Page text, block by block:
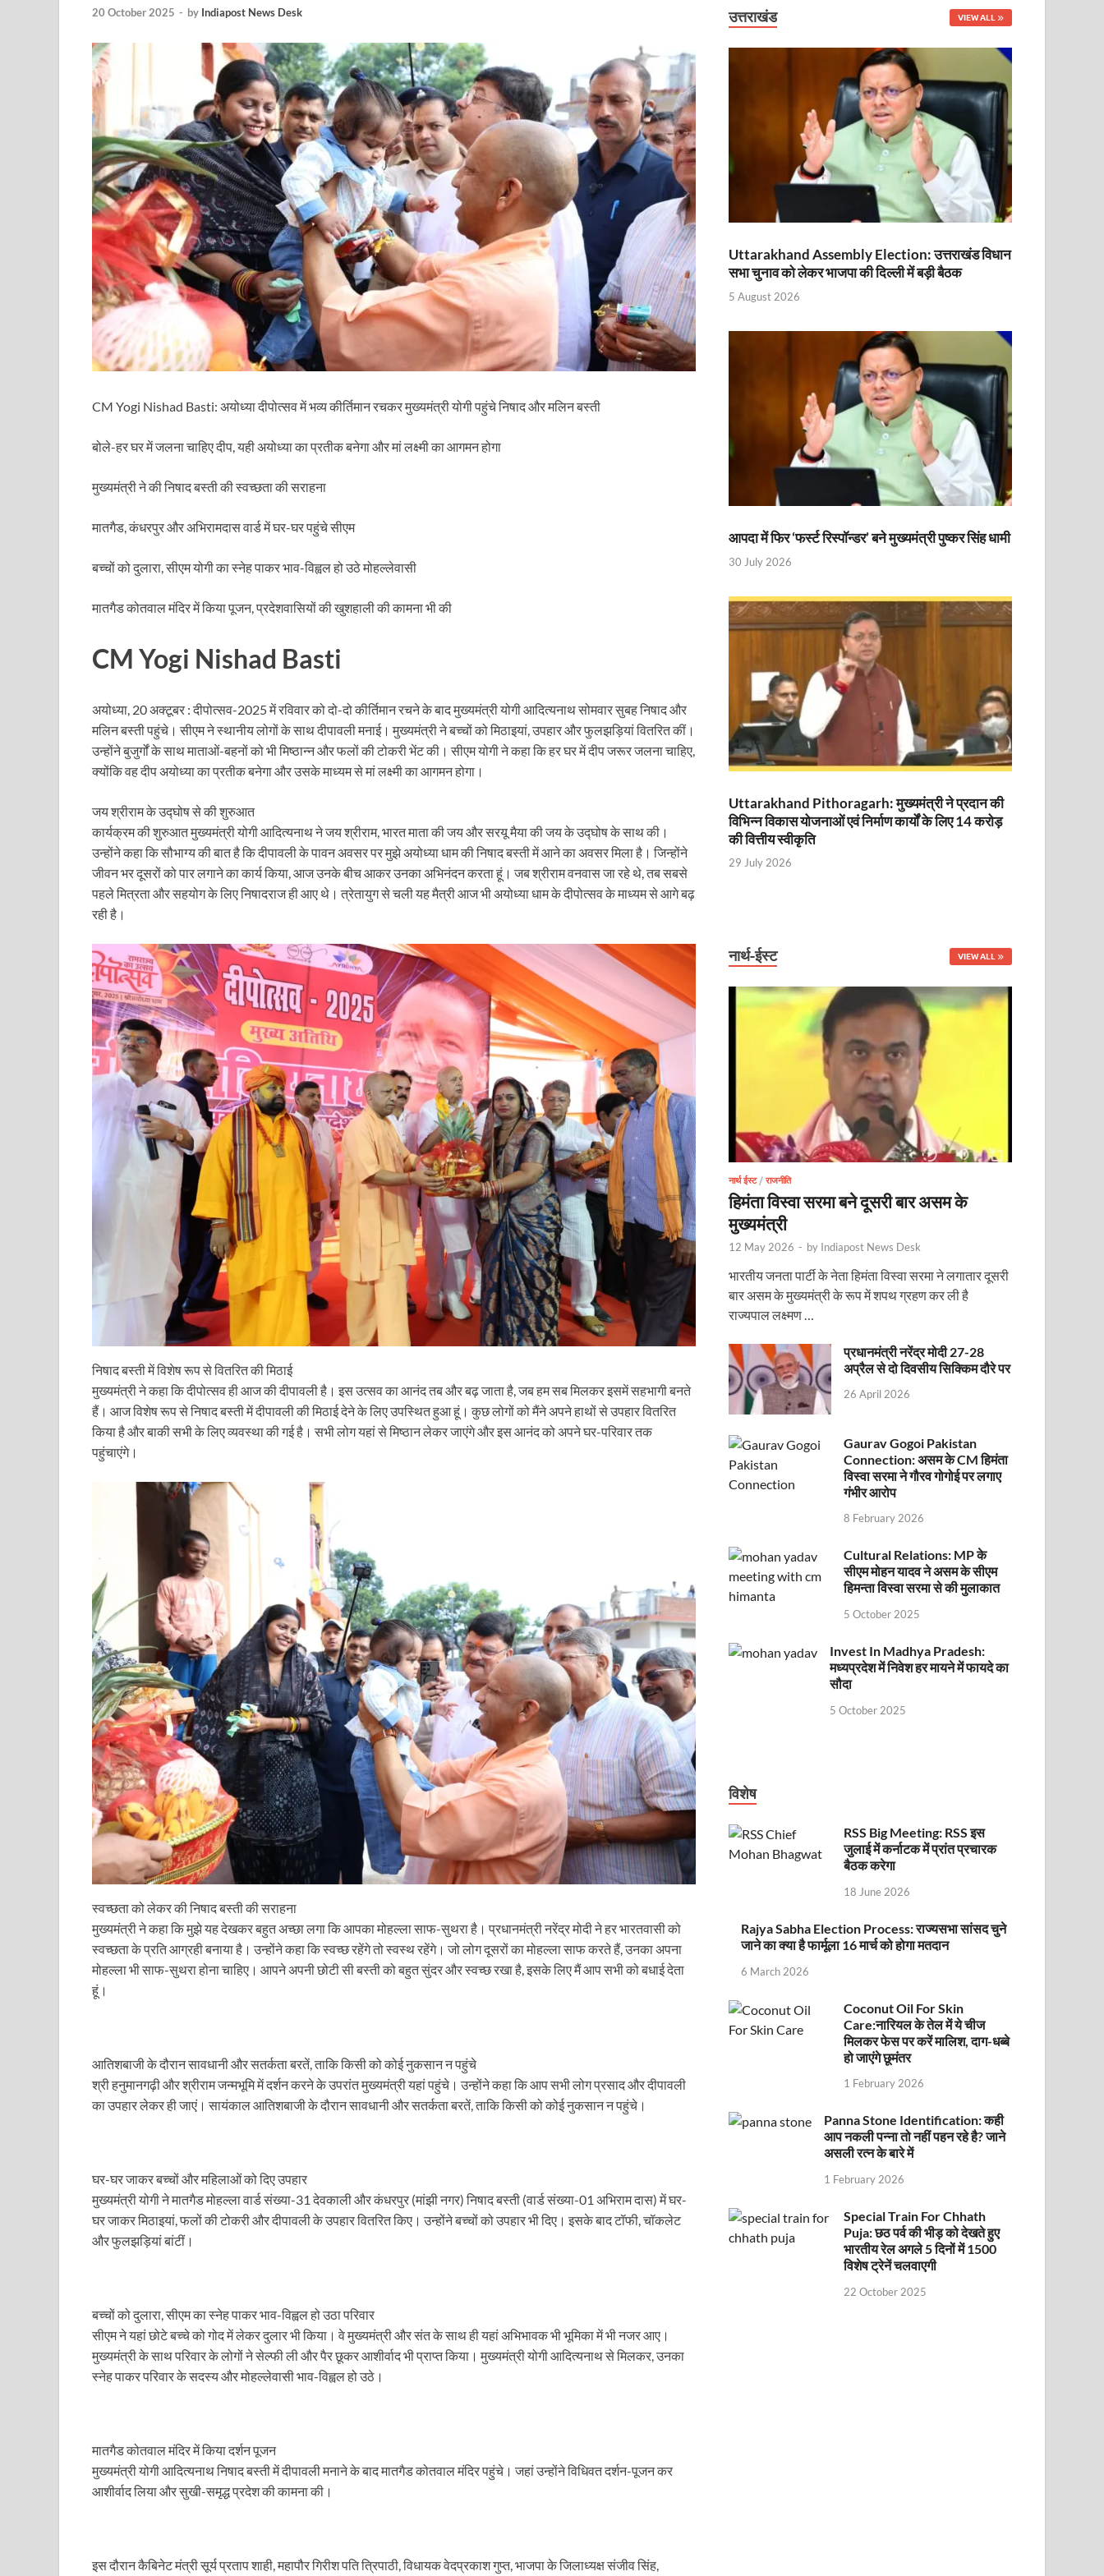
Uttarakhand Female Boxer: मुख्यमंत्री धामी से मिलीं अंतरराष्ट्रीय स्तर पर पदक जीतने वाली उत्तराखंड की महिला मुक्केबाज, मुख्यमंत्री ने किया सम्मानित
UP Kanwar Yatra: कांवड़ यात्रा से पहले सभी धार्मिक स्थलों पर होंगे विद्युत सुरक्षा के विशेष इंतजाम
Bharat Tex 2026: टेक्सटाइल निवेश के प्रमुख गंतव्य के रूप में उभरा उत्तर प्रदेश
Shri Ram Mandir: श्रीराम मंदिर चढ़ावा चोरी के आरोपियों को वीआईपी सुविधा मिलने की खबरों का जेल प्रशासन ने किया खंडन
CM Yogi Barabanki Visit: मुख्यमंत्री योगी आदित्यनाथ सोमवार को बाराबंकी दौरे पर रहेंगे, विकास परियोजनाओं की देंगे सौगात
The Kshitij Show: द क्षितिज शो में पहुंचे जुयाल और निहारिका NM
Lok Sanvardhan Parva: देहरादून में मुख्यमंत्री पुष्कर सिंह धामी एवं केंद्रीय मंत्री किरेन रिजिजू ने किया छठे ‘लोक संवर्धन पर्व’ का शुभारंभ
West Bengal Rajya Sabha By-Election: चुनाव आयोग ने पश्चिम बंगाल की 3 राज्यसभा सीट पर उपचुनाव का किया ऐलान
Shri Kashi Vishwanath Mandir: उत्तरकाशी में CM पुष्कर सिंह धामी के CM के रूप में 5 वर्ष पूर्ण होने पर श्री काशी विश्वनाथ मंदिर में विशेष पूजा-अर्चना
Dr.Teejan Bai: विश्वविख्यात पंडवानी गायिका, पद्म विभूषण डॉ. तीजन बाई के निधन
Khatipura Mega Coach Care Terminal: खातीपुरा में 205 करोड़ की लागत से बना हाईटेक टर्मिनल, अब ऐसे होगा कोचो का मेंटेनेंस
Sundarpura Railway Station: खाटू श्याम जी के भक्तो को रेलवे ने दिया बड़ा गिफ़्ट
Jan-Jan Ki Sarkar Abhiyan: 4 जुलाई से फिर शुरु होगा ‘जन जन की सरकार-जन जन के द्वार’ कार्यकम
आ गई यूपी बीजेपी संगठन की लिस्ट, देखिए कौन-कौन है इस सूची में
9New Sectoral Policy: 9 नई सेक्टोरल पॉलिसी, एक स्मार्ट निवेश सुविधा पोर्टल को भी मुख्यमंत्री नायब सिंह सैनी ने किया लॉन्च
संयुक्त निदेशक के एस चौहान ने मुख्यमंत्री को भेंट की अपनी पुस्तक
New haryana Industrial Policy: मुख्यमंत्री नायब सिंह सैनी की अध्यक्षता में उद्योगपतियों के साथ उच्च स्तरीय बैठक
पीएम मोदी के संबोधन की बड़ी बातें
Modern Composite Sleepers: एआई की मदद से ट्रैक की होगी अब और बेहतर निगरानी
Char Dham Yatra Action Plan: चारधाम यात्रा-2026 को लेकर सीएम धामी का सख्त एक्शन प्लान तैयार
Katra Banihal Special Train: कटरा – बनिहाल के बीच विशेष अनारक्षित ट्रेन का सफल संचालन
Ancient Manuscripts: वैश्विक मंच तक पहुंचेगा भारतीय ज्ञान, कानपुर की प्राचीन पांडुलिपियां होंगी डिजिटल
Big Blueprint for Bastar: बस्तर के लिए बड़ा ब्लूप्रिंट: पीएम और गृह मंत्री को प्रेजेंटेशन देंगे सीएम साय
Bhartendu Natya Akadami: मुख्यमंत्री ने देखी ‘आनंद मठ’ की नाट्य प्रस्तुति
Mann Ki Baat: प्रधानमंत्री नरेंद्र मोदी ने देशवासियों को मूल मंत्र दिया कि “जो खेलेगा वो खिलेगा: मंत्री अनिल विज
Jewar International Airport: यूपी में विकास अब घोषणा नहीं बल्कि परिणाम है, नोएडा इंटरनेशनल एयरपोर्ट साबित हुआ सफल उदाहरण
UP Anganwadi: मुख्यमंत्री योगी आदित्यनाथ को आंगनवाड़ी कार्यकर्ताओं, सहायिकाओं और मुख्य सेविकाओं को देंगे कई सौगात
Mandir Cluster Model: पुरा महादेव मंदिर का ‘मंदिर क्लस्टर मॉडल’ बना मिसाल, आस्था- अर्थव्यवस्था और पर्यावरण संरक्षण का अनूठा संगम
MMMUT Girls Hostel: एमएमएमयूटी में साइबर फोरेंसिक रिसर्च लैब सीएम योगी ने किया उद्घाटन
Indian Railway Action: भारतीय रेलवे की बड़ी करवाई, आईआरसीटीसी पर जुर्माना ठोका
NCBC Chairman: साध्वी निरंजन ज्योति बनी राष्ट्रीय पिछड़ा आयोग की अध्यक्ष
मिलावटखोरों पर और कसेगा सरकार का शिकंजा
Pateshvari Mata Darshan: मुख्यमंत्री ने किए मां पाटेश्वरी के दर्शन-पूजन
She Leads Bharat: अंतर्राष्ट्रीय महिला दिवस 2026 के उपलक्ष्य में कर्तव्य पथ पर ‘शक्ति वॉक’ का आयोजन किया गया
Sabka Sath Sabka Vikas: प्रधानमंत्री नरेन्द्र मोदी 9 मार्च को “सबका साथ सबका विकास – जनता की आकांक्षाओं को पूरा करना” विषय पर बजट के बाद आयोजित वेबिनार को संबोधित करेंगे
Holi Mahotsava: CM धामी ने कलश संगीत द्वारा आयोजित होली महोत्सव का शुभारंभ किया
First Cabinet Meeting In Seva Tirth: भारत की विकास यात्रा में एक नया आरंभ,‘सेवा तीर्थ’ में प्रथम कैबिनेट बैठक
Gomati River: गोमती को स्वच्छ बनाने के लिए आज जुटेंगे दिग्गज
Railway Appointment Update: राजेश कुमार पांडे ने उत्तर रेलवे के महाप्रबंधक के रूप में कार्यभार संभाला
Shri Krishna Jaman bhumi: श्रीकृष्ण जन्मभूमि के लिए आगे आएं अखिलेशः मुख्यमंत्री
आईएसबीटी-मसूरी डायवर्जन कॉरिडोर का स्थलीय निरीक्षण
India AI Impact Summit 2026: एमआईबी का पवेलियन ‘इंडिया एआई इम्पैक्ट समिट 2026’ में भारत के प्रमुख एआई नवाचार कार्यक्षेत्र के रूप में उभरा
सीएम धामी हरिद्वार में एक्शन मोड में – चौपाल में सुनी समस्याएं, मौके पर दिए समाधान के आदेश
UP Budget 2026- 27: योगी सरकार का सेफ्टी, स्टेबिलिटी और स्पीड के साथ स्केलेबिलिटी पर फोकस
Bullet Train Project: मुंबई-अहमदाबाद बुलेट ट्रेन परियोजना का अनुभव भारत के भविष्य के हाई-स्पीड रेल नेटवर्क के लिए एक मजबूत नींव
Vande Bharat Express Train: वंदे भारत जैसी सेमी-हाई स्पीड ट्रेनों का किराया जापान से 9 गुना और चीन से 3 गुना सस्ता है
UP Budget 2026: आवास एवं शहरी नियोजन के लिए 7,705 करोड़ रूपये प्रस्तावित
Guskhor Pandit: घूसखोर पंडत’ फिल्म के निर्देशक व टीम के खिलाफ एफआईआर
Union Budget Update: केंद्रीय बजट उत्तर प्रदेश के विकास,रोजगार और आत्मनिर्भरता को नई ऊंचाई देने वाला बजट है।
Job Scheme For Youth: धामी सरकार ने प्रति माह औसत 518 युवाओं को दी सरकारी नौकरी
YEIDA Emerges: यीडा बना मेडिकल डिवाइस मैन्युफैक्चरिंग का नया केंद्र, 101 यूनिट्स को भूमि आवंटन
House of Himalayas: हाउस आफ हिमालयाज बिक्री का आंकड़ा 3.7 करोड़ के पार पहुंचा
Star Infomatic: बजट 2026–27 से भारत की डिजिटल और विनिर्माण पहल को मजबूती: स्टार इन्फोमैटिक
Benefits of Peanuts: सर्दियों में कितनी मूंगफली एक दिन में खाना चाहिए
Sapne Me Aag Dekhna: सपने में आग देखना का मतलब क्या होता है
Ajit Pawar Death: महाराष्ट्र के उपमुख्यमंत्री अजित पवार का निधन बारामती प्लेन क्रैश में एनसीपी के की गई
भारत पर्व में उत्तराखण्ड की झांकी ‘आत्मनिर्भर उत्तराखण्ड’ की सशक्त झलक
UP Deputy CM KP Maurya: प्रयागराज पहुंचे डिप्टी सीएम केशव प्रसाद मौर्य
UP Diwas Program: विकसित भारत-विकसित उत्तर प्रदेश ’’की थीम पर दिल्ली हाट में उत्तर प्रदेश दिवस-2026 का हुआ भव्य आयोजन
Uttarakhand Uniform Scam: वर्दी घोटाले में सीएम धामी ने दिए DIG के निलंबन के आदेश
Uttarakhand Tableau: भारत पर्व पर प्रदर्शित होगी “आत्मनिर्भर उत्तराखण्ड” की झांकी
NFPRC Workshop: एन.एफ.पी.आर.सी द्वारा सांसदों एवं विधायकों के लिए नीति-विमर्श वर्कशॉप
UP tableau Kartavya Path: कर्तव्य पथ पर नजर आएगी बुंदेलखंड की शान, यूपी की झांकी में दिखेगी विरासत और विकास की एकजुट तस्वीर
PM Gram Sadak Yojana: प्रधानमंत्री ग्राम सड़क योजना में लापरवाही पर कड़ी कार्रवाई-उप मुख्यमंत्री केशव प्रसाद मौर्य
Manrega Protest: मनरेगा कानून को खत्म किए जाने के विरोध में दिल्ली में जुटेंगे देशभर के मनरेगा कार्यकर्ता
World Economic Forum: भारत की आर्थिक मजबूती के लिए महत्वपूर्ण मंच है वर्ल्ड इकनॉमिक फोरम : मुख्यमंत्री डॉ. यादव
20 October 2025 - by Indiapost News Desk
CM Yogi Nishad Basti: अयोध्या दीपोत्सव में भव्य कीर्तिमान रचकर मुख्यमंत्री योगी पहुंचे निषाद और मलिन बस्ती
बोले-हर घर में जलना चाहिए दीप, यही अयोध्या का प्रतीक बनेगा और मां लक्ष्मी का आगमन होगा
मुख्यमंत्री ने की निषाद बस्ती की स्वच्छता की सराहना
मातगैड, कंधरपुर और अभिरामदास वार्ड में घर-घर पहुंचे सीएम
बच्चों को दुलारा, सीएम योगी का स्नेह पाकर भाव-विह्वल हो उठे मोहल्लेवासी
मातगैड कोतवाल मंदिर में किया पूजन, प्रदेशवासियों की खुशहाली की कामना भी की
CM Yogi Nishad Basti
अयोध्या, 20 अक्टूबर : दीपोत्सव-2025 में रविवार को दो-दो कीर्तिमान रचने के बाद मुख्यमंत्री योगी आदित्यनाथ सोमवार सुबह निषाद और
मलिन बस्ती पहुंचे। सीएम ने स्थानीय लोगों के साथ दीपावली मनाई। मुख्यमंत्री ने बच्चों को मिठाइयां, उपहार और फुलझड़ियां वितरित कीं।
उन्होंने बुजुर्गों के साथ माताओं-बहनों को भी मिष्ठान्न और फलों की टोकरी भेंट की। सीएम योगी ने कहा कि हर घर में दीप जरूर जलना चाहिए,
क्योंकि वह दीप अयोध्या का प्रतीक बनेगा और उसके माध्यम से मां लक्ष्मी का आगमन होगा।
जय श्रीराम के उद्घोष से की शुरुआत
कार्यक्रम की शुरुआत मुख्यमंत्री योगी आदित्यनाथ ने जय श्रीराम, भारत माता की जय और सरयू मैया की जय के उद्घोष के साथ की।
उन्होंने कहा कि सौभाग्य की बात है कि दीपावली के पावन अवसर पर मुझे अयोध्या धाम की निषाद बस्ती में आने का अवसर मिला है। जिन्होंने
जीवन भर दूसरों को पार लगाने का कार्य किया, आज उनके बीच आकर उनका अभिनंदन करता हूं। जब श्रीराम वनवास जा रहे थे, तब सबसे
पहले मित्रता और सहयोग के लिए निषादराज ही आए थे। त्रेतायुग से चली यह मैत्री आज भी अयोध्या धाम के दीपोत्सव के माध्यम से आगे बढ़
रही है।
निषाद बस्ती में विशेष रूप से वितरित की मिठाई
मुख्यमंत्री ने कहा कि दीपोत्सव ही आज की दीपावली है। इस उत्सव का आनंद तब और बढ़ जाता है, जब हम सब मिलकर इसमें सहभागी बनते
हैं। आज विशेष रूप से निषाद बस्ती में दीपावली की मिठाई देने के लिए उपस्थित हुआ हूं। कुछ लोगों को मैंने अपने हाथों से उपहार वितरित
किया है और बाकी सभी के लिए व्यवस्था की गई है। सभी लोग यहां से मिष्ठान लेकर जाएंगे और इस आनंद को अपने घर-परिवार तक
पहुंचाएंगे।
स्वच्छता को लेकर की निषाद बस्ती की सराहना
मुख्यमंत्री ने कहा कि मुझे यह देखकर बहुत अच्छा लगा कि आपका मोहल्ला साफ-सुथरा है। प्रधानमंत्री नरेंद्र मोदी ने हर भारतवासी को
स्वच्छता के प्रति आग्रही बनाया है। उन्होंने कहा कि स्वच्छ रहेंगे तो स्वस्थ रहेंगे। जो लोग दूसरों का मोहल्ला साफ करते हैं, उनका अपना
मोहल्ला भी साफ-सुथरा होना चाहिए। आपने अपनी छोटी सी बस्ती को बहुत सुंदर और स्वच्छ रखा है, इसके लिए मैं आप सभी को बधाई देता
हूं।
आतिशबाजी के दौरान सावधानी और सतर्कता बरतें, ताकि किसी को कोई नुकसान न पहुंचे
श्री हनुमानगढ़ी और श्रीराम जन्मभूमि में दर्शन करने के उपरांत मुख्यमंत्री यहां पहुंचे। उन्होंने कहा कि आप सभी लोग प्रसाद और दीपावली
का उपहार लेकर ही जाएं। सायंकाल आतिशबाजी के दौरान सावधानी और सतर्कता बरतें, ताकि किसी को कोई नुकसान न पहुंचे।
घर-घर जाकर बच्चों और महिलाओं को दिए उपहार
मुख्यमंत्री योगी ने मातगैड मोहल्ला वार्ड संख्या-31 देवकाली और कंधरपुर (मांझी नगर) निषाद बस्ती (वार्ड संख्या-01 अभिराम दास) में घर-
घर जाकर मिठाइयां, फलों की टोकरी और दीपावली के उपहार वितरित किए। उन्होंने बच्चों को उपहार भी दिए। इसके बाद टॉफी, चॉकलेट
और फुलझड़ियां बांटीं।
बच्चों को दुलारा, सीएम का स्नेह पाकर भाव-विह्वल हो उठा परिवार
सीएम ने यहां छोटे बच्चे को गोद में लेकर दुलार भी किया। वे मुख्यमंत्री और संत के साथ ही यहां अभिभावक भी भूमिका में भी नजर आए।
मुख्यमंत्री के साथ परिवार के लोगों ने सेल्फी ली और पैर छूकर आशीर्वाद भी प्राप्त किया। मुख्यमंत्री योगी आदित्यनाथ से मिलकर, उनका
स्नेह पाकर परिवार के सदस्य और मोहल्लेवासी भाव-विह्वल हो उठे।
मातगैड कोतवाल मंदिर में किया दर्शन पूजन
मुख्यमंत्री योगी आदित्यनाथ निषाद बस्ती में दीपावली मनाने के बाद मातगैड कोतवाल मंदिर पहुंचे। जहां उन्होंने विधिवत दर्शन-पूजन कर
आशीर्वाद लिया और सुखी-समृद्ध प्रदेश की कामना की।
इस दौरान कैबिनेट मंत्री सूर्य प्रताप शाही, महापौर गिरीश पति त्रिपाठी, विधायक वेदप्रकाश गुप्त, भाजपा के जिलाध्यक्ष संजीव सिंह,
उत्तराखंड VIEW ALL
Uttarakhand Assembly Election: उत्तराखंड विधान
सभा चुनाव को लेकर भाजपा की दिल्ली में बड़ी बैठक
5 August 2026
आपदा में फिर ‘फर्स्ट रिस्पॉन्डर’ बने मुख्यमंत्री पुष्कर सिंह धामी
30 July 2026
Uttarakhand Pithoragarh: मुख्यमंत्री ने प्रदान की
विभिन्न विकास योजनाओं एवं निर्माण कार्यों के लिए 14 करोड़
की वित्तीय स्वीकृति
29 July 2026
नार्थ-ईस्ट VIEW ALL
नार्थ ईस्ट/राजनीति
हिमंता विस्वा सरमा बने दूसरी बार असम के
मुख्यमंत्री
12 May 2026 - by Indiapost News Desk
भारतीय जनता पार्टी के नेता हिमंता विस्वा सरमा ने लगातार दूसरी
बार असम के मुख्यमंत्री के रूप में शपथ ग्रहण कर ली है
राज्यपाल लक्ष्मण …
प्रधानमंत्री नरेंद्र मोदी 27-28
अप्रैल से दो दिवसीय सिक्किम दौरे पर
26 April 2026
Gaurav Gogoi Pakistan
Connection: असम के CM हिमंता
विस्वा सरमा ने गौरव गोगोई पर लगाए
गंभीर आरोप
8 February 2026
Cultural Relations: MP के
सीएम मोहन यादव ने असम के सीएम
हिमन्ता विस्वा सरमा से की मुलाकात
5 October 2025
Invest In Madhya Pradesh:
मध्यप्रदेश में निवेश हर मायने में फायदे का
सौदा
5 October 2025
विशेष
RSS Big Meeting: RSS इस
जुलाई में कर्नाटक में प्रांत प्रचारक
बैठक करेगा
18 June 2026
Rajya Sabha Election Process: राज्यसभा सांसद चुने
जाने का क्या है फार्मूला 16 मार्च को होगा मतदान
6 March 2026
Coconut Oil For Skin
Care:नारियल के तेल में ये चीज
मिलकर फेस पर करें मालिश, दाग-धब्बे
हो जाएंगे छूमंतर
1 February 2026
Panna Stone Identification: कही
आप नकली पन्ना तो नहीं पहन रहे है? जाने
असली रत्न के बारे में
1 February 2026
Special Train For Chhath
Puja: छठ पर्व की भीड़ को देखते हुए
भारतीय रेल अगले 5 दिनों में 1500
विशेष ट्रेनें चलवाएगी
22 October 2025